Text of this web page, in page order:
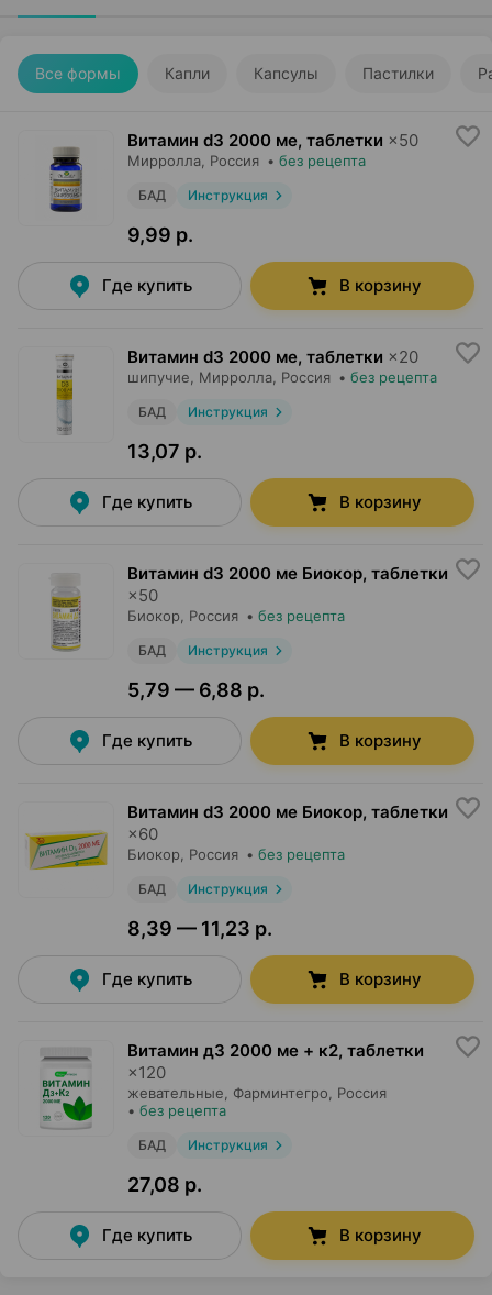
Все формы Капли Капсулы Пастилки
Витамин d3 2000 ме, таблетки ×50
Мирролла , Россия • без рецепта
БАД Инструкция
9,99 р.
Где купить В корзину
Витамин d3 2000 ме, таблетки ×20
шипучие, Мирролла , Россия • без рецепта
БАД Инструкция
13,07 р.
Где купить В корзину
Витамин d3 2000 ме Биокор, таблетки
×50
Биокор , Россия • без рецепта
БАД Инструкция
5,79 — 6,88 р.
Где купить В корзину
Витамин d3 2000 ме Биокор, таблетки
×60
Биокор , Россия • без рецепта
БАД Инструкция
8,39 — 11,23 р.
Где купить В корзину
Витамин д3 2000 ме + к2, таблетки
×120
жевательные, Фарминтегро , Россия
• без рецепта
БАД Инструкция
27,08 р.
Где купить В корзину